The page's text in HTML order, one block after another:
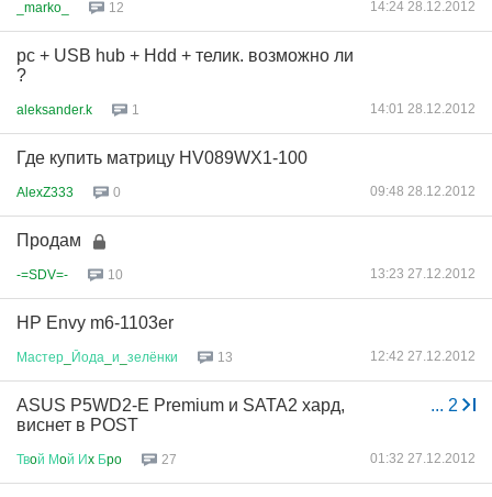
_marko_ 12 14:24 28.12.2012
pc + USB hub + Hdd + телик. возможно ли
?
aleksander.k 1 14:01 28.12.2012
Где купить матрицу HV089WX1-100
AlexZ333 0 09:48 28.12.2012
Продам
-=SDV=- 10 13:23 27.12.2012
HP Envy m6-1103er
Мастер Йода и зелёнки 13 12:42 27.12.2012
... 2
ASUS P5WD2-E Premium и SATA2 хард,
виснет в POST
Твoй Мoй Иx Бpo 27 01:32 27.12.2012